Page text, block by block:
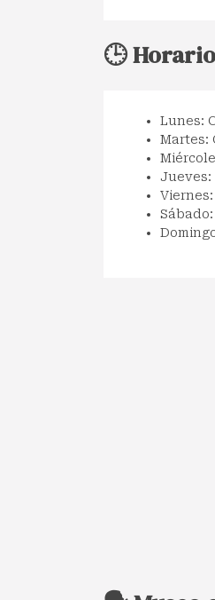
🕒
Lunes:
Martes:
Jueves: